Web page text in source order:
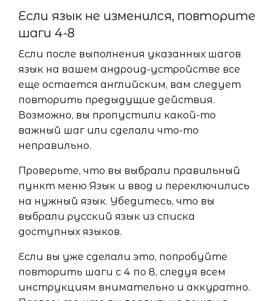
Если язык не изменился, повторите
шаги 4-8
Если после выполнения указанных шагов
язык на вашем андроид-устройстве все
еще остается английским, вам следует
повторить предыдущие действия.
Возможно, вы пропустили какой-то
важный шаг или сделали что-то
неправильно.
Проверьте, что вы выбрали правильный
пункт меню Язык и ввод и переключились
на нужный язык. Убедитесь, что вы
выбрали русский язык из списка
доступных языков.
Если вы уже сделали это, попробуйте
повторить шаги с 4 по 8, следуя всем
инструкциям внимательно и аккуратно.